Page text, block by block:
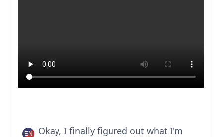
Okay, I finally figured out what I'm